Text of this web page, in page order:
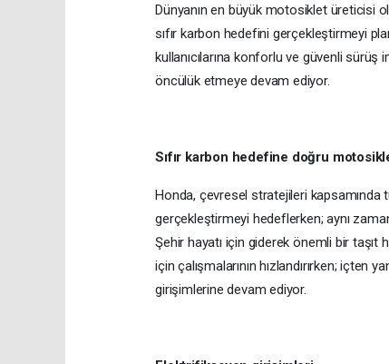
Dünyanın en büyük motosiklet üreticisi
sıfır karbon hedefini gerçekleştirmeyi
kullanıcılarına konforlu ve güvenli
öncülük etmeye devam ediyor.
Sıfır karbon hedefine doğru
Honda, çevresel stratejileri kapsamında
gerçekleştirmeyi hedeflerken; aynı
Şehir hayatı için giderek önemli bir
için çalışmalarının hızlandırırken; içten
girişimlerine devam ediyor.